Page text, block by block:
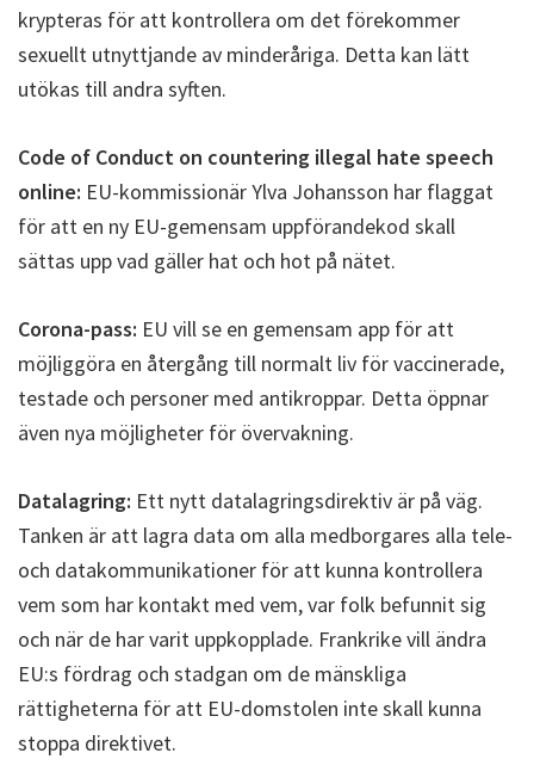
krypteras för att kontrollera om det förekommer
sexuellt utnyttjande av minderåriga. Detta kan lätt
utökas till andra syften.
Code of Conduct on countering illegal hate speech
online: EU-kommissionär Ylva Johansson har flaggat
för att en ny EU-gemensam uppförandekod skall
sättas upp vad gäller hat och hot på nätet.
Corona-pass: EU vill se en gemensam app för att
möjliggöra en återgång till normalt liv för vaccinerade,
testade och personer med antikroppar. Detta öppnar
även nya möjligheter för övervakning.
Datalagring: Ett nytt datalagringsdirektiv är på väg.
Tanken är att lagra data om alla medborgares alla tele-
och datakommunikationer för att kunna kontrollera
vem som har kontakt med vem, var folk befunnit sig
och när de har varit uppkopplade. Frankrike vill ändra
EU:s fördrag och stadgan om de mänskliga
rättigheterna för att EU-domstolen inte skall kunna
stoppa direktivet.